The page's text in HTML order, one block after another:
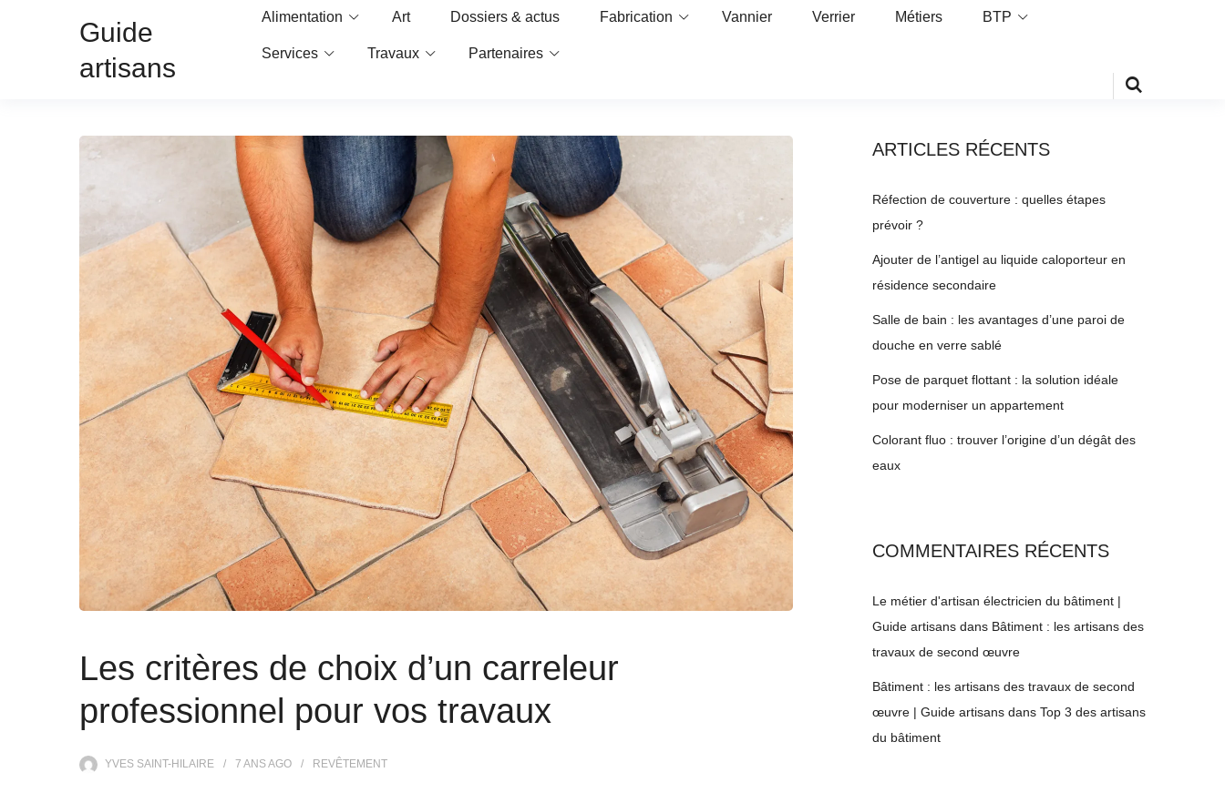
Guide
artisans
Alimentation Art Dossiers & actus Fabrication Vannier Verrier Métiers BTP
Services Travaux Partenaires
Les critères de choix d’un carreleur
professionnel pour vos travaux
YVES SAINT-HILAIRE 7 ANSAGO REVÊTEMENT
ARTICLES RÉCENTS
Réfection de couverture : quelles étapes
prévoir ?
Ajouter de l’antigel au liquide caloporteur en
résidence secondaire
Salle de bain : les avantages d’une paroi de
douche en verre sablé
Pose de parquet flottant : la solution idéale
pour moderniser un appartement
Colorant fluo : trouver l’origine d’un dégât des
eaux
COMMENTAIRES RÉCENTS
Le métier d'artisan électricien du bâtiment |
Guide artisans dans Bâtiment : les artisans des
travaux de second œuvre
Bâtiment : les artisans des travaux de second
œuvre | Guide artisans dans Top 3 des artisans
du bâtiment